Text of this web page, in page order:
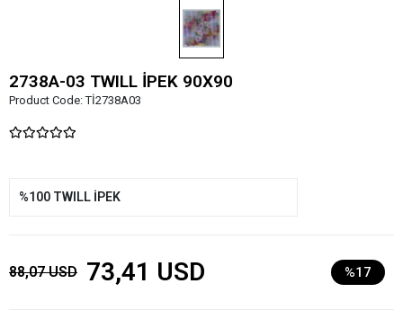
2738A-03 TWILL İPEK 90X90
Product Code:Tİ2738A03
%100 TWILL İPEK
88,07 USD 73,41 USD %17